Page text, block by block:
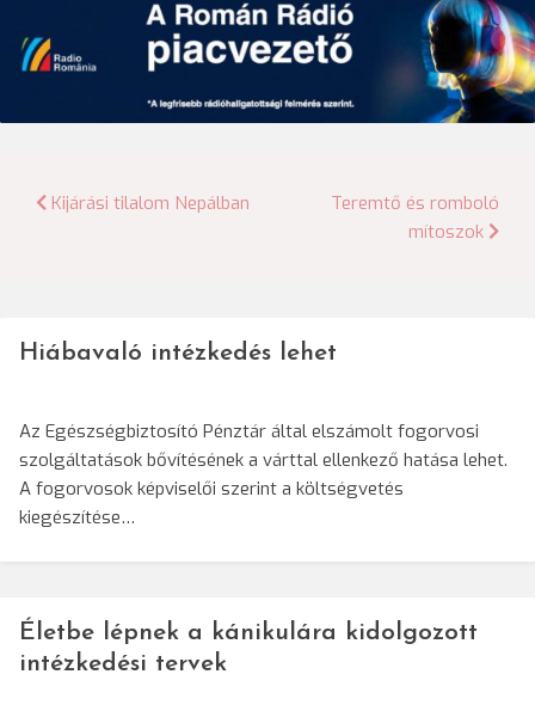
Bejegyzés
Kijárási tilalom Nepálban
Teremtő és romboló
mítoszok
Hiábavaló intézkedés lehet
Az Egészségbiztosító Pénztár által elszámolt fogorvosi
szolgáltatások bővítésének a várttal ellenkező hatása lehet.
A fogorvosok képviselői szerint a költségvetés
kiegészítése…
Életbe lépnek a kánikulára kidolgozott
intézkedési tervek